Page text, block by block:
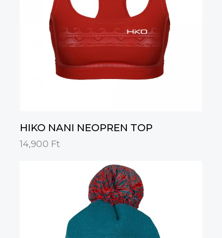
HIKO NANI NEOPREN TOP
14,900 Ft